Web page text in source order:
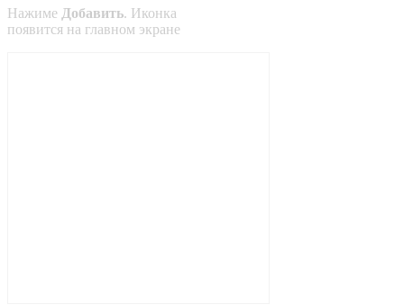
Нажиме Добавить. Иконка
появится на главном экране